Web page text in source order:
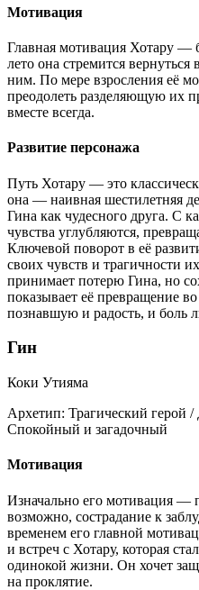
Мотивация
Главная мотивация Хотару —
лето она стремится
ним. По мере взросления её
преодолеть разделяющую их
вместе всегда.
Развитие персонажа
Путь Хотару — это
она — наивная шестилетняя
Гина как чудесного друга. С
чувства углубляются,
Ключевой поворот в её
своих чувств и трагичности
принимает потерю Гина, но
показывает её превращение
познавшую и радость, и боль
Гин
Коки Утияма
Архетип: Трагический герой
Спокойный и загадочный
Мотивация
Изначально его мотивация —
возможно, сострадание к
временем его главной
и встреч с Хотару, которая
одинокой жизни. Он хочет
на проклятие.